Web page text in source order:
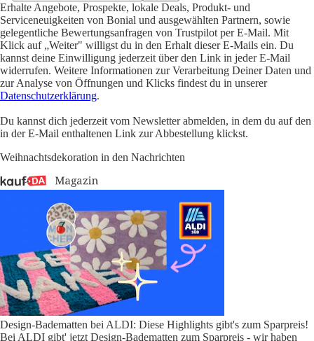
Erhalte Angebote, Prospekte, lokale Deals, Produkt- und
Serviceneuigkeiten von Bonial und ausgewählten Partnern, sowie
gelegentliche Bewertungsanfragen von Trustpilot per E-Mail. Mit
Klick auf „Weiter" willigst du in den Erhalt dieser E-Mails ein. Du
kannst deine Einwilligung jederzeit über den Link in jeder E-Mail
widerrufen. Weitere Informationen zur Verarbeitung Deiner Daten und
zur Analyse von Öffnungen und Klicks findest du in unserer
Datenschutzerklärung.
Du kannst dich jederzeit vom Newsletter abmelden, in dem du auf den
in der E-Mail enthaltenen Link zur Abbestellung klickst.
Weihnachtsdekoration in den Nachrichten
Design-Badematten bei ALDI: Diese Highlights gibt's zum Sparpreis!
Bei ALDI gibt' jetzt Design-Badematten zum Sparpreis - wir haben